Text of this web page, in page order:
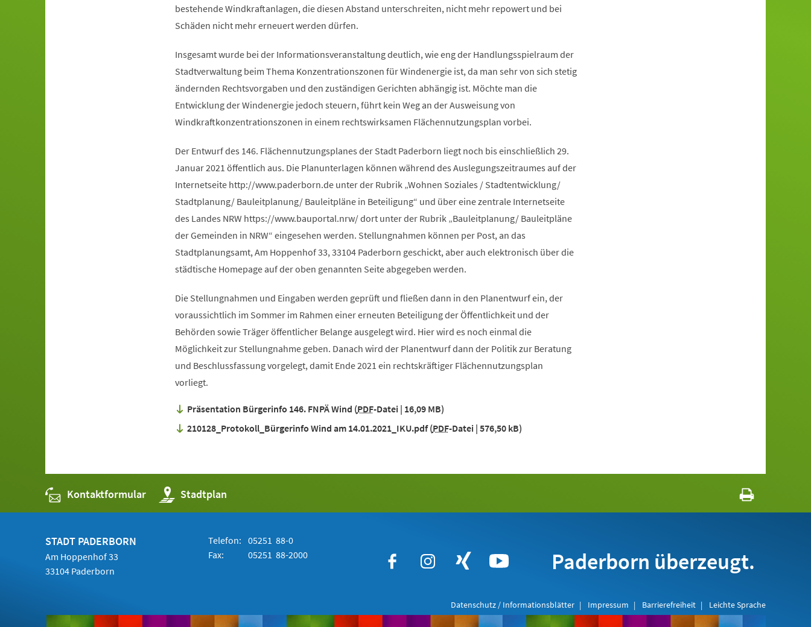
bestehende Windkraftanlagen, die diesen Abstand unterschreiten, nicht mehr repowert und bei
Schäden nicht mehr erneuert werden dürfen.
Insgesamt wurde bei der Informationsveranstaltung deutlich, wie eng der Handlungsspielraum der
Stadtverwaltung beim Thema Konzentrationszonen für Windenergie ist, da man sehr von sich stetig
ändernden Rechtsvorgaben und den zuständigen Gerichten abhängig ist. Möchte man die
Entwicklung der Windenergie jedoch steuern, führt kein Weg an der Ausweisung von
Windkraftkonzentrationszonen in einem rechtswirksamen Flächennutzungsplan vorbei.
Der Entwurf des 146. Flächennutzungsplanes der Stadt Paderborn liegt noch bis einschließlich 29.
Januar 2021 öffentlich aus. Die Planunterlagen können während des Auslegungszeitraumes auf der
Internetseite http://www.paderborn.de unter der Rubrik „Wohnen Soziales / Stadtentwicklung/
Stadtplanung/ Bauleitplanung/ Bauleitpläne in Beteiligung“ und über eine zentrale Internetseite
des Landes NRW https://www.bauportal.nrw/ dort unter der Rubrik „Bauleitplanung/ Bauleitpläne
der Gemeinden in NRW“ eingesehen werden. Stellungnahmen können per Post, an das
Stadtplanungsamt, Am Hoppenhof 33, 33104 Paderborn geschickt, aber auch elektronisch über die
städtische Homepage auf der oben genannten Seite abgegeben werden.
Die Stellungnahmen und Eingaben werden geprüft und fließen dann in den Planentwurf ein, der
voraussichtlich im Sommer im Rahmen einer erneuten Beteiligung der Öffentlichkeit und der
Behörden sowie Träger öffentlicher Belange ausgelegt wird. Hier wird es noch einmal die
Möglichkeit zur Stellungnahme geben. Danach wird der Planentwurf dann der Politik zur Beratung
und Beschlussfassung vorgelegt, damit Ende 2021 ein rechtskräftiger Flächennutzungsplan
vorliegt.
Präsentation Bürgerinfo 146. FNPÄ Wind PDF-Datei 16,09 MB
210128_Protokoll_Bürgerinfo Wind am 14.01.2021_IKU.pdf PDF-Datei 576,50 kB
Kontaktformular Stadtplan
(Öffnet
in
einem
STADT PADERBORN
Am Hoppenhof 33
33104 Paderborn
Telefon: 05251 88-0
Fax:
05251 88-2000 Paderborn überzeugt.
Datenschutz / Informationsblätter Impressum Barrierefreiheit Leichte Sprache